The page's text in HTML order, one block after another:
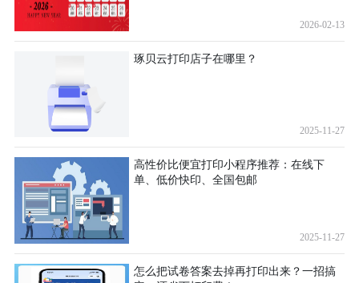
2026-02-13
琢贝云打印店子在哪里？
2025-11-27
高性价比便宜打印小程序推荐：在线下
单、低价快印、全国包邮
2025-11-27
怎么把试卷答案去掉再打印出来？一招搞